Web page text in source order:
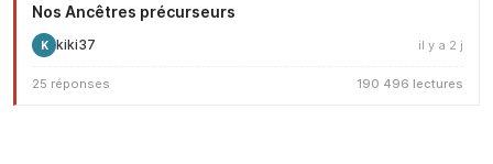
Nos Ancêtres précurseurs
K kiki37 il y a 2 j
25 réponses 190 496 lectures